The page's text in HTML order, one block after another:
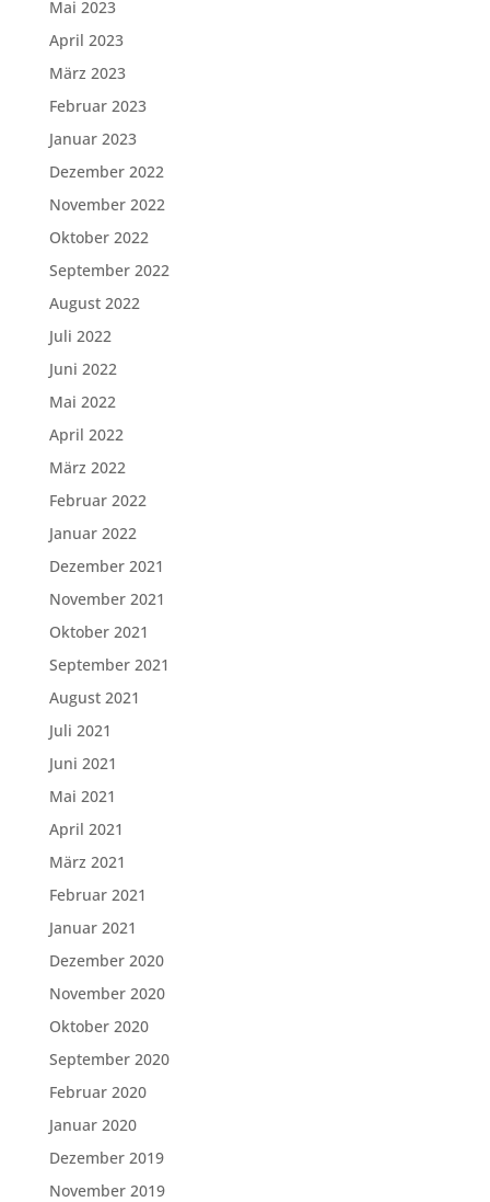
Mai 2023
April 2023
März 2023
Februar 2023
Januar 2023
Dezember 2022
November 2022
Oktober 2022
September 2022
August 2022
Juli 2022
Juni 2022
Mai 2022
April 2022
März 2022
Februar 2022
Januar 2022
Dezember 2021
November 2021
Oktober 2021
September 2021
August 2021
Juli 2021
Juni 2021
Mai 2021
April 2021
März 2021
Februar 2021
Januar 2021
Dezember 2020
November 2020
Oktober 2020
September 2020
Februar 2020
Januar 2020
Dezember 2019
November 2019